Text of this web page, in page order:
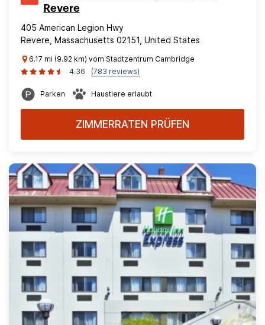
Revere
405 American Legion Hwy
Revere, Massachusetts 02151, United States
6.17 mi (9.92 km) vom Stadtzentrum Cambridge
4.36
(783 reviews)
Parken Haustiere erlaubt
ZIMMERRATEN PRÜFEN